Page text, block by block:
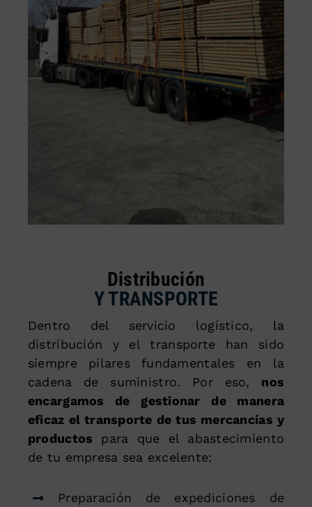
Distribución
Y TRANSPORTE
Dentro del servicio logístico, la
distribución y el transporte han sido
siempre pilares fundamentales en la
cadena de suministro. Por eso, nos
encargamos de gestionar de manera
eficaz el transporte de tus mercancías y
productos para que el abastecimiento
de tu empresa sea excelente:
Preparación de expediciones de